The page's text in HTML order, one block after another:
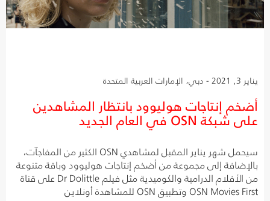
يناير 3, 2021 - دبي، الإمارات العربية المتحدة
أضخم إنتاجات هوليوود بانتظار المشاهدين
على شبكة OSN في العام الجديد
سيحمل شهر يناير المقبل لمشاهدي OSN الكثير من المفاجآت،
بالإضافة إلى مجموعة من أضخم إنتاجات هوليوود وباقة متنوعة
من الأفلام الدرامية والكوميدية مثل فيلم Dr Dolittle على قناة
OSN Movies First وتطبيق OSN للمشاهدة أونلاين